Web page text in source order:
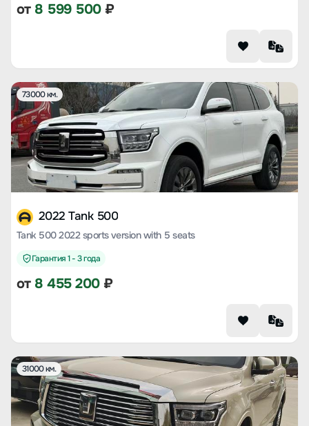
от 8 599 500₽
73000 км.
2022 Tank 500
Tank 500 2022 sports version with 5 seats
Гарантия 1 - 3 года
от 8 455 200₽
31000 км.